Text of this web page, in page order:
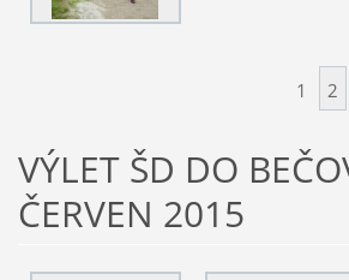
1 2
VÝLET ŠD DO
ČERVEN 2015